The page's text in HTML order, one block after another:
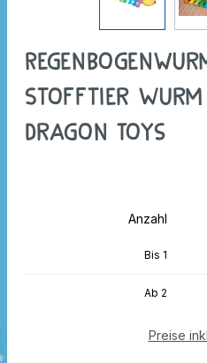
Stofftier Wurm
Dragon Toys
Anzahl
Bis 1
Ab 2
Preise